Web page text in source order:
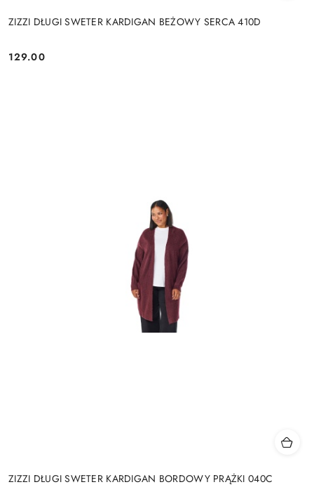
ZIZZI DŁUGI SWETER KARDIGAN BEŻOWY SERCA 410D
Cena:
129.00
ZIZZI DŁUGI SWETER KARDIGAN BORDOWY PRĄŻKI 040C